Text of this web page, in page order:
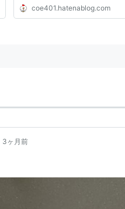
coe401.hatenablog.com
3ヶ月前